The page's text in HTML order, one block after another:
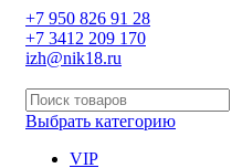
+7 950 826 91 28
+7 3412 209 170
izh@nik18.ru
Выбрать категорию
VIP